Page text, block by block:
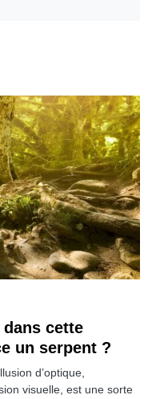
cette
un serpent ?
d’optique,
visuelle, est une sorte